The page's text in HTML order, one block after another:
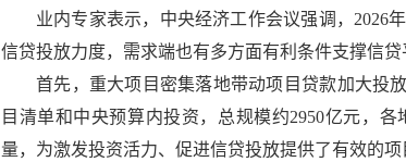
业内专家表示，中央经济工作会议强调，2026
信贷投放力度，需求端也有多方面有利条件支撑信贷
首先，重大项目密集落地带动项目贷款加大投
目清单和中央预算内投资，总规模约2950亿元，
量，为激发投资活力、促进信贷投放提供了有效的项